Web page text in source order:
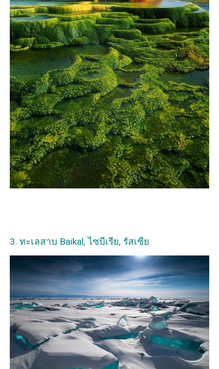
3. ทะเลสาบ Baikal, ไซบีเรีย, รัสเซีย